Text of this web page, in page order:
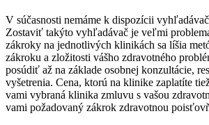
V súčasnosti nemáme k dispozícii
Zostaviť takýto vyhľadávač je veľmi
zákroky na jednotlivých klinikách sa líšia
zákroku a zložitosti vášho zdravotného
posúdiť až na základe osobnej konzultácie,
vyšetrenia. Cena, ktorú na klinike zaplatíte
vami vybraná klinika zmluvu s vašou
vami požadovaný zákrok zdravotnou